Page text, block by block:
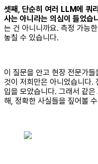
셋째, 단순히 여러 LLM에 쿼
사는 아니라는 의심이 들었습
는 건 아니니까요. 측정 가능
놓칠 수 있습니다.
이 질문을 안고 현장 전문가
것이 저희만은 아니었습니다.
입을 모았습니다. 그래서 같
해, 정확한 사실들을 짚어볼